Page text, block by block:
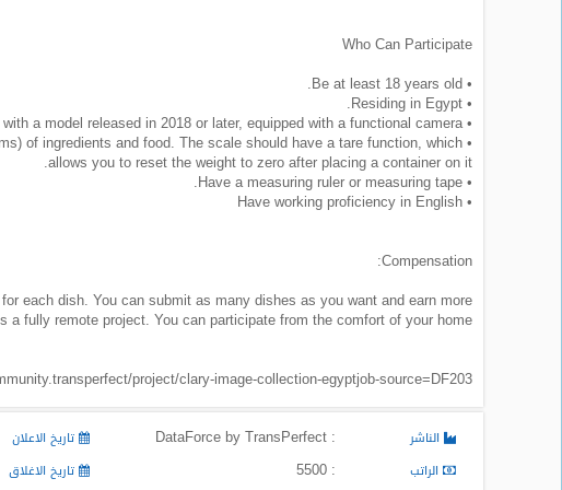
السعودية
حكومية
المدونة
Who Can Participate
• Be at least 18 years old.
• Residing in Egypt.
• Have a smartphone or tablet with a model released in 2018 or later, equipped with a functional camera.
of ingredients and food. The scale should have a tare function, which
allows you to reset the weight to zero after placing a container on it.
• Have a measuring ruler or measuring tape.
• Have working proficiency in English
Compensation:
each dish. You can submit as many dishes as you want and earn more.
a fully remote project. You can participate from the comfort of your home.
project/clary-image-collection-egyptjob-source=DF203
الناشر : DataForce by TransPerfect
الراتب : 5500
تاريخ الاعلان
تاريخ الاغلاق